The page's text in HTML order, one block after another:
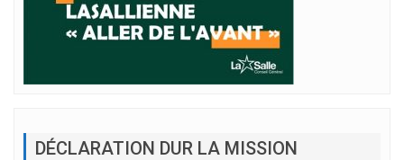
DÉCLARATION DUR LA MISSION